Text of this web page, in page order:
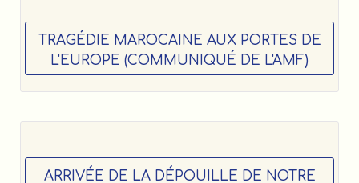
TRAGÉDIE MAROCAINE AUX PORTES DE
L'EUROPE (COMMUNIQUÉ DE L'AMF)
ARRIVÉE DE LA DÉPOUILLE DE NOTRE